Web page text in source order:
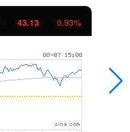
43.13 0.93%